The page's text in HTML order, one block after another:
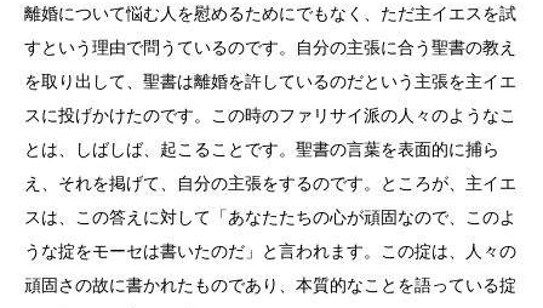
離婚について悩む人を慰めるためにでもなく、ただ主イエスを試
すという理由で問うているのです。自分の主張に合う聖書の教え
を取り出して、聖書は離婚を許しているのだという主張を主イエ
スに投げかけたのです。この時のファリサイ派の人々のようなこ
とは、しばしば、起こることです。聖書の言葉を表面的に捕ら
え、それを掲げて、自分の主張をするのです。ところが、主イエ
スは、この答えに対して「あなたたちの心が頑固なので、このよ
うな掟をモーセは書いたのだ」と言われます。この掟は、人々の
頑固さの故に書かれたものであり、本質的なことを語っている掟